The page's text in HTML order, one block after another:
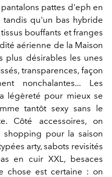
pattes d'eph en
qu'un bas hybride
bouffants et franges
aérienne de la Maison
plus désirables les unes
transparences, façon
nonchalantes... Les
légèreté pour mieux se
tantôt sexy sans le
Côté accessoires, on
pour la saison
arty, sabots revisités
en cuir XXL, besaces
chose est certaine : on